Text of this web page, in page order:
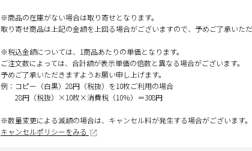
※商品の在庫がない場合は取り寄せとなります。
取り寄せ商品は上記の金額を上回る場合がございますので、予めご了承いた
※税込金額については、1商品あたりの単価となります。
ご注文数によっては、合計額が表示単価の倍数と異なる場合がございます。
予めご了承いただきますようお願い申し上げます。
例：コピー（白黒）28円（税抜）を10枚ご利用の場合
28円（税抜）×10枚×消費税（10％）＝308円
※数量変更による減額の場合は、キャンセル料が発生する場合がございます
キャンセルポリシーをみる